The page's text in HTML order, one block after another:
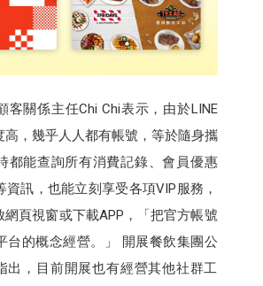
客關係主任Chi Chi表示，由於LINE
高，幾乎人人都有帳號，等於隨身攜
都能查詢所有消費記錄、會員優惠
資訊，也能立刻享受各項VIP服務，
網頁視窗或下載APP，「把官方帳號
台的概念經營。」 開展餐飲集團公
出，目前開展也有經營其他社群工